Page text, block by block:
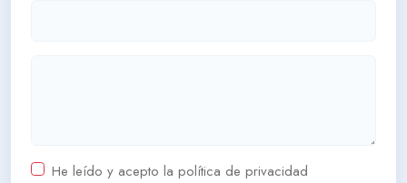
He leído y acepto la política de privacidad